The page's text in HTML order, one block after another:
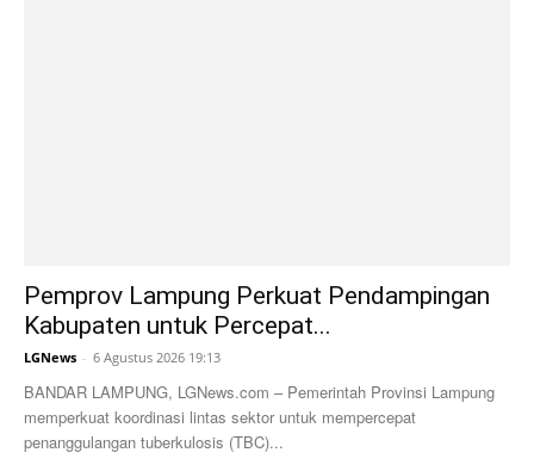
Pemprov Lampung Perkuat Pendampingan
Kabupaten untuk Percepat...
LGNews - 6 Agustus 2026 19:13
BANDAR LAMPUNG, LGNews.com – Pemerintah Provinsi Lampung
memperkuat koordinasi lintas sektor untuk mempercepat
penanggulangan tuberkulosis (TBC)...